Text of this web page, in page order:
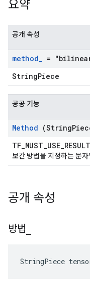
요약
공개 속성
method_ =
StringPiece
공공 기능
Method (String
TF_MUST_USE_RESULT
보간 방법을 지정하는 문자
공개 속성
방법
StringPiece